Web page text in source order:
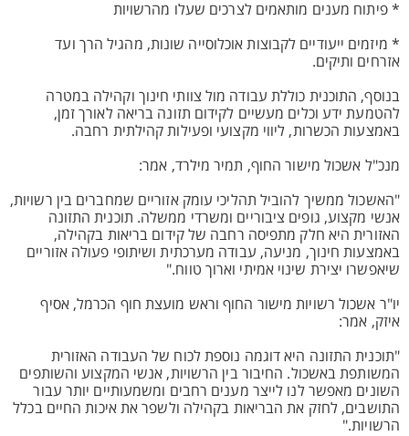
* פיתוח מענים מותאמים לצרכים שעלו מהרשויות
* מיזמים ייעודיים לקבוצות אוכלוסייה שונות, מהגיל הרך ועד
אזרחים ותיקים.
בנוסף, התוכנית כוללת עבודה מול צוותי חינוך וקהילה במטרה
להטמעת ידע וכלים מעשיים לקידום תזונה בריאה לאורך זמן,
באמצעות הכשרות, ליווי מקצועי ופעילות קהילתית רחבה.
מנכ"ל אשכול מישור החוף, תמיר מילרד, אמר:
"האשכול ממשיך להוביל תהליכי עומק אזוריים שמחברים בין רשויות,
אנשי מקצוע, גופים ציבוריים ומשרדי ממשלה. תוכנית התזונה
האזורית היא חלק מתפיסה רחבה של קידום בריאות בקהילה,
באמצעות חינוך, מניעה, עבודה מערכתית ושיתופי פעולה אזוריים
שיאפשרו יצירת שינוי אמיתי וארוך טווח."
יו"ר אשכול רשויות מישור החוף וראש מועצת חוף הכרמל, אסיף
איזק, אמר:
"תוכנית התזונה היא דוגמה נוספת לכוח של העבודה האזורית
המשותפת באשכול. החיבור בין הרשויות, אנשי המקצוע והשותפים
השונים מאפשר לנו לייצר מענים רחבים ומשמעותיים יותר עבור
התושבים, לחזק את הבריאות בקהילה ולשפר את איכות החיים בכלל
הרשויות."